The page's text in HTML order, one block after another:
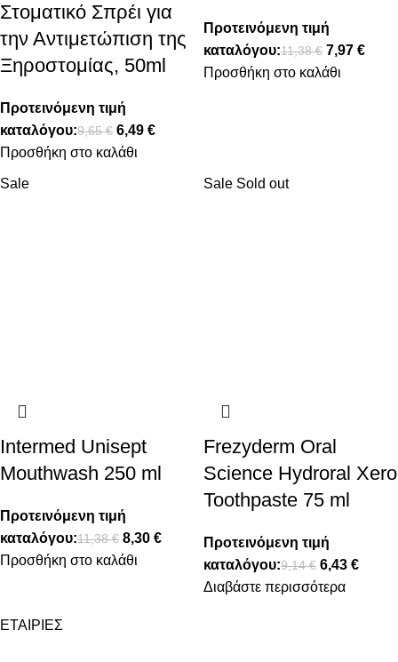
ΕΤΑΙΡΙΕΣ
Στοματικό Σπρέι για
την Αντιμετώπιση της
Ξηροστομίας, 50ml
Προτεινόμενη τιμή
καταλόγου:9,65€ 6,49 €
Προσθήκη στο καλάθι
Προτεινόμενη τιμή
καταλόγου:11,38€ 7,97 €
Προσθήκη στο καλάθι
Sale
Intermed Unisept
Mouthwash 250 ml
Προτεινόμενη τιμή
καταλόγου:11,38€ 8,30 €
Προσθήκη στο καλάθι
Sale Sold out
Frezyderm Oral
Science Hydroral Xero
Toothpaste 75 ml
Προτεινόμενη τιμή
καταλόγου:9,14€ 6,43 €
Διαβάστε περισσότερα